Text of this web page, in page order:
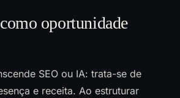
oportunidade
SEO ou IA: trata-se de
e receita. Ao estruturar